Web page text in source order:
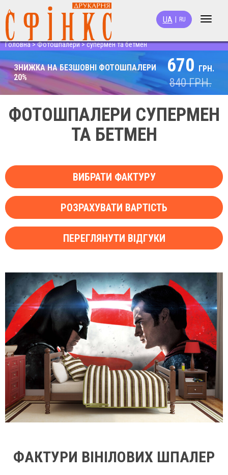
Toggle
UA RU
Головна>Фотошпалери>супермен та бетмен
ЗНИЖКА НА БЕЗШОВНІ ФОТОШПАЛЕРИ
20%
670 ГРН.
840ГРН.
ФОТОШПАЛЕРИ СУПЕРМЕН
ТА БЕТМЕН
ВИБРАТИ ФАКТУРУ
РОЗРАХУВАТИ ВАРТІСТЬ
ПЕРЕГЛЯНУТИ ВІДГУКИ
ФАКТУРИ ВІНІЛОВИХ ШПАЛЕР